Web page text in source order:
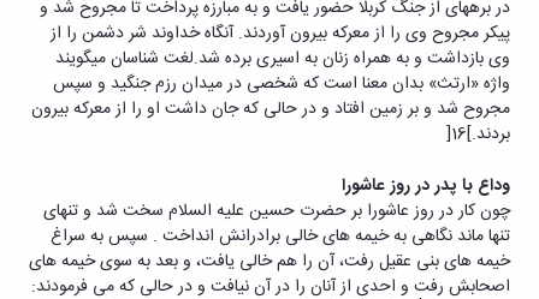
در برهه‏ای از جنگ کربلا حضور یافت و به مبارزه پرداخت تا مجروح شد و
پیکر مجروح وی را از معرکه بیرون آوردند. آنگاه خداوند شر دشمن را از
وی بازداشت و به همراه زنان به اسیری برده شد.لغت شناسان می‏گویند
واژه «ارتث» بدان معنا است که شخصی در میدان رزم جنگید و سپس
مجروح شد و بر زمین افتاد و در حالی که جان داشت او را از معرکه بیرون
بردند.]16[
وداع با پدر در روز عاشورا
چون کار در روز عاشورا بر حضرت حسین علیه السلام سخت شد و تنهای
تنها ماند نگاهی به خیمه های خالی برادرانش انداخت . سپس به سراغ
خیمه های بنی عقیل رفت، آن را هم خالی یافت، و بعد به سوی خیمه های
اصحابش رفت و احدی از آنان را در آن نیافت و در حالی که می فرمودند: